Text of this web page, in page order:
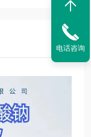
电话咨询